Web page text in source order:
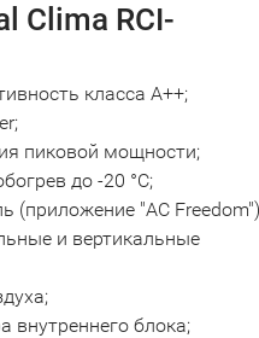
Clima RCI-
класса А++;
пиковой мощности;
до -20 °С;
(приложение "AC
и вертикальные
внутреннего блока;